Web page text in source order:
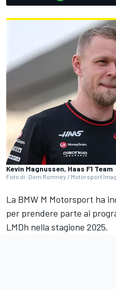
Kevin Magnussen, Haas F1 Team
Foto di: Dom Romney / Motorsport
La BMW M Motorsport ha
per prendere parte ai
LMDh nella stagione 2025.